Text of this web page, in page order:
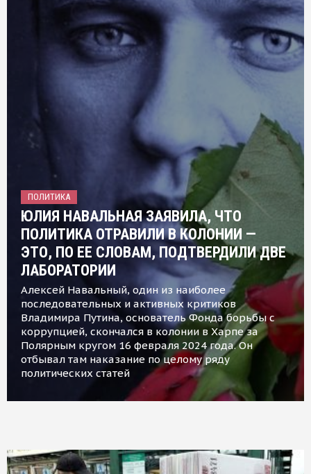
ПОЛИТИКА
ЮЛИЯ НАВАЛЬНАЯ ЗАЯВИЛА, ЧТО
ПОЛИТИКА ОТРАВИЛИ В КОЛОНИИ —
ЭТО, ПО ЕЕ СЛОВАМ, ПОДТВЕРДИЛИ ДВЕ
ЛАБОРАТОРИИ
Алексей Навальный, один из наиболее
последовательных и активных критиков
Владимира Путина, основатель Фонда борьбы с
коррупцией, скончался в колонии в Харпе за
Полярным кругом 16 февраля 2024 года. Он
отбывал там наказание по целому ряду
политических статей